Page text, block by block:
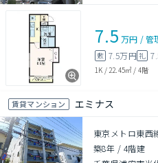
7.5 万円 /管
敷 7.5万円礼
1K / 22.45㎡ / 4階
賃貸マンション エミナス
東京メトロ東西
築8年 / 4階建